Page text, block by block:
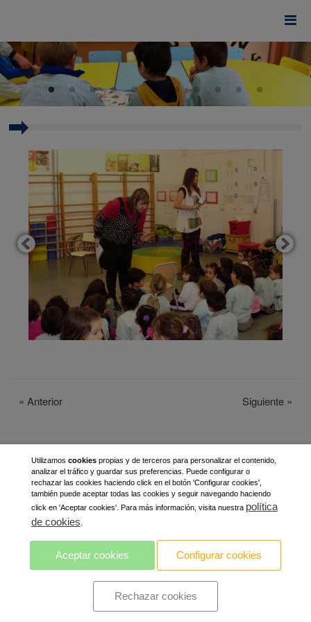
« Anterior Siguiente »
Utilizamos cookiespropias y de terceros para personalizar el contenido,
analizar el tráfico y guardar sus preferencias. Puede configurar o
rechazar las cookies haciendo click en el botón 'Configurar cookies',
también puede aceptar todas las cookies y seguir navegando haciendo
click en 'Aceptar cookies'. Para más información, visita nuestra política
de cookies
Aceptar cookies Configurar cookies
Rechazar cookies